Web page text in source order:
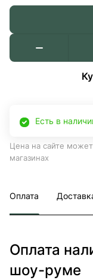
Есть в
Цена на сайте может
магазинах
Оплата
Оплата
шоу-руме